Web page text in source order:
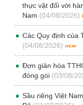
thực vật đối với
Nam (04/08/2026)
Các Quy định của
(04/08/2026)
Đơn giản hóa
đóng gói (03/08/
Sầu riêng Việt